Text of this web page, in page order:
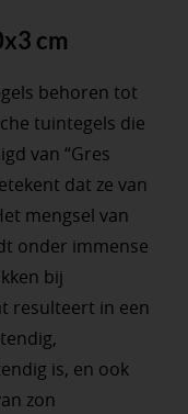
cm
behoren tot
tuintegels die
van “Gres
dat ze van
mengsel van
onder immense
bij
resulteert in een
is, en ook
zon